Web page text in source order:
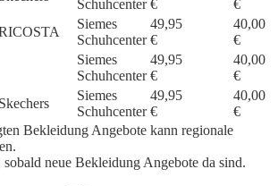
Schuhcenter €
€
Siemes
Schuhcenter
49,95
€
40,00
€
Siemes
Schuhcenter
49,95
€
40,00
€
Skechers
Siemes
Schuhcenter
49,95
€
40,00
€
Bekleidung Angebote kann regionale
neue Bekleidung Angebote da sind.